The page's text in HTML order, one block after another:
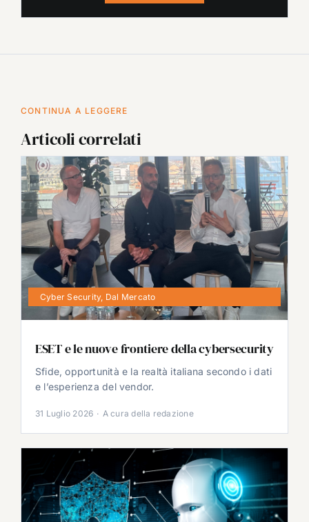
CONTINUA A LEGGERE
Articoli correlati
Cyber Security, Dal Mercato
ESET e le nuove frontiere della cybersecurity
Sfide, opportunità e la realtà italiana secondo i dati
e l’esperienza del vendor.
31 Luglio 2026 · A cura della redazione